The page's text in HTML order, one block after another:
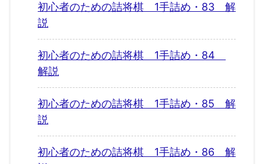
初心者のための詰将棋 1手詰め・83 解
説
初心者のための詰将棋 1手詰め・84
解説
初心者のための詰将棋 1手詰め・85 解
説
初心者のための詰将棋 1手詰め・86 解